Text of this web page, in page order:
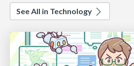
See All in Technology